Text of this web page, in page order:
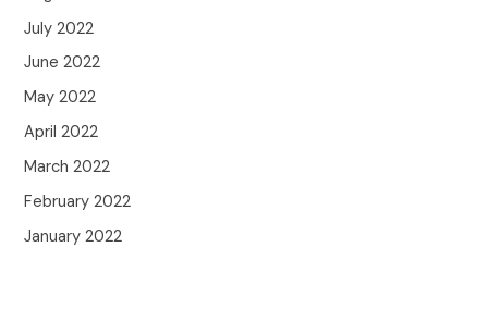
July 2022
June 2022
May 2022
April 2022
March 2022
February 2022
January 2022